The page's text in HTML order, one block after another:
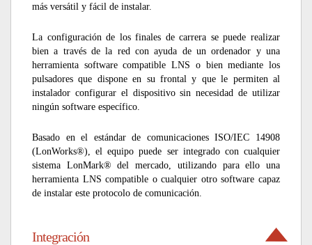
más versátil y fácil de instalar.
La configuración de los finales de carrera se puede realizar
bien a través de la red con ayuda de un ordenador y una
herramienta software compatible LNS o bien mediante los
pulsadores que dispone en su frontal y que le permiten al
instalador configurar el dispositivo sin necesidad de utilizar
ningún software específico.
Basado en el estándar de comunicaciones ISO/IEC 14908
(LonWorks®), el equipo puede ser integrado con cualquier
sistema LonMark® del mercado, utilizando para ello una
herramienta LNS compatible o cualquier otro software capaz
de instalar este protocolo de comunicación.
Integración